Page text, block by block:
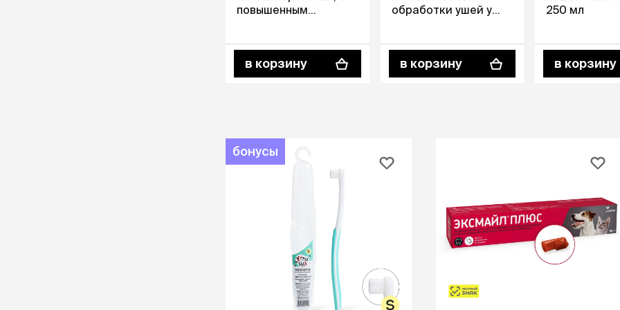
повышенным
в корзину
обработки ушей у
в корзину
250 мл
в корзину
бонусы